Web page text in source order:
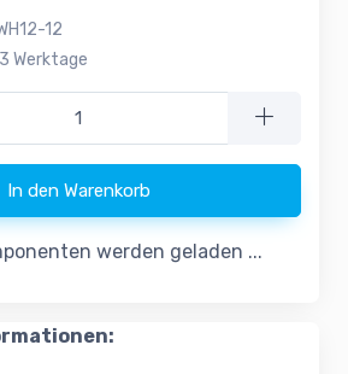
12
Werktage
In den Warenkorb
werden geladen ...